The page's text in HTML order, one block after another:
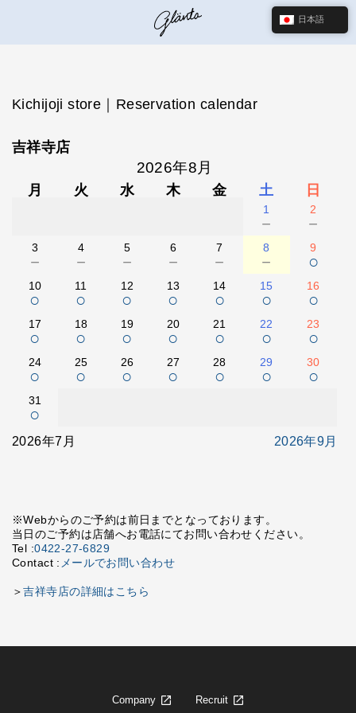
Kichijoji store｜Reservation calendar
吉祥寺店
2026年8月
月 火 水 木 金 土 日
1
－
2
－
3
－
4
－
5
－
6
－
7
－
8
－
9
○
10
○
11
○
12
○
13
○
14
○
15
○
16
○
17
○
18
○
19
○
20
○
21
○
22
○
23
○
24
○
25
○
26
○
27
○
28
○
29
○
30
○
31
○
2026年7月 2026年9月
※Webからのご予約は前日までとなっております。
当日のご予約は店舗へお電話にてお問い合わせください。
Tel :0422-27-6829
Contact : メールでお問い合わせ
＞吉祥寺店の詳細はこちら
Company Recruit
日本語